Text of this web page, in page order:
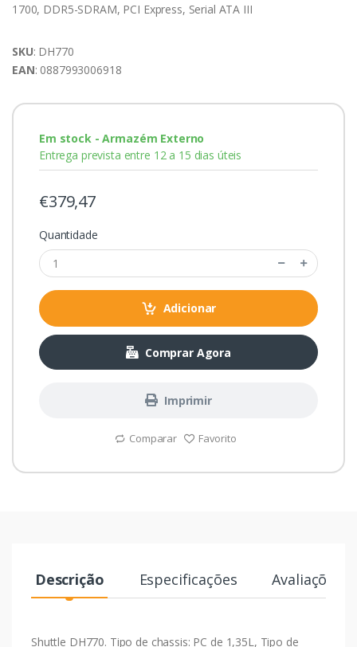
1700, DDR5-SDRAM, PCI Express, Serial ATA III
SKU: DH770
EAN: 0887993006918
Em stock - Armazém Externo
Entrega prevista entre 12 a 15 dias úteis
€379,47
Quantidade
Adicionar
Comprar Agora
Imprimir
Comparar Favorito
Descrição Especificações Avaliações
Shuttle DH770. Tipo de chassis: PC de 1,35L, Tipo de